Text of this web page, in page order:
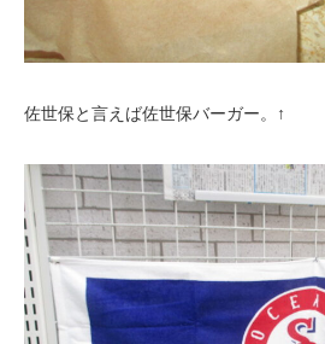
佐世保と言えば佐世保バーガー。↑